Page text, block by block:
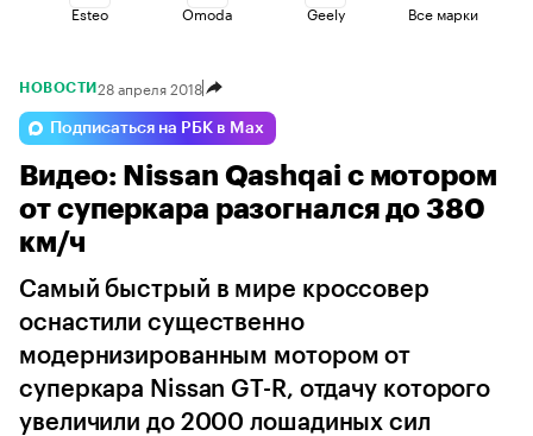
Esteo Omoda Geely
Jaecoo Voyah
Volga Lada Changan
Все марки
НОВОСТИ 28 апреля 2018
Подписаться на РБК в Max
Видео: Nissan Qashqai с мотором
от суперкара разогнался до 380
км/ч
Самый быстрый в мире кроссовер
оснастили существенно
модернизированным мотором от
суперкара Nissan GT-R, отдачу которого
увеличили до 2000 лошадиных сил